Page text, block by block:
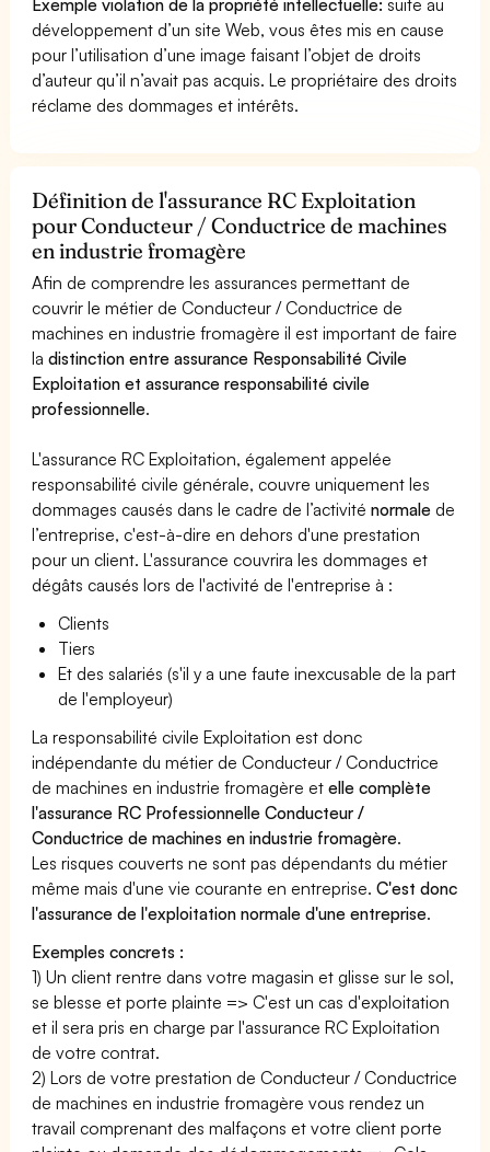
développement d’un site Web, vous êtes mis en cause
pour l’utilisation d’une image faisant l’objet de droits
d’auteur qu’il n’avait pas acquis. Le propriétaire des droits
réclame des dommages et intérêts.
Définition de l'assurance RC Exploitation
pour Conducteur / Conductrice de machines
en industrie fromagère
Afin de comprendre les assurances permettant de
couvrir le métier de Conducteur / Conductrice de
machines en industrie fromagère il est important de faire
ladistinction entre assurance Responsabilité Civile
Exploitation et assurance responsabilité civile
professionnelle.
L'assurance RC Exploitation, également appelée
responsabilité civile générale, couvre uniquement les
dommages causés dans le cadre de l’activiténormale de
l’entreprise, c'est-à-dire en dehors d'une prestation
pour un client. L'assurance couvrira les dommages et
dégâts causés lors de l'activité de l'entreprise à :
Clients
Tiers
Et des salariés (s'il y a une faute inexcusable de la part
de l'employeur)
La responsabilité civile Exploitation est donc
indépendante du métier de Conducteur / Conductrice
de machines en industrie fromagère etelle complète
l'assurance RC Professionnelle Conducteur /
Conductrice de machines en industrie fromagère.
Les risques couverts ne sont pas dépendants du métier
même mais d'une vie courante en entreprise.C'est donc
l'assurance de l'exploitation normale d'une entreprise.
Exemples concrets :
1) Un client rentre dans votre magasin et glisse sur le sol,
se blesse et porte plainte => C'est un cas d'exploitation
et il sera pris en charge par l'assurance RC Exploitation
de votre contrat.
2) Lors de votre prestation de Conducteur / Conductrice
de machines en industrie fromagère vous rendez un
travail comprenant des malfaçons et votre client porte